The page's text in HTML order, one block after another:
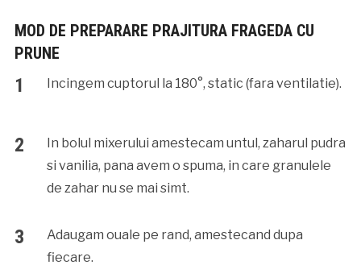
MOD DE PREPARARE PRAJITURA FRAGEDA CU
PRUNE
Incingem cuptorul la 180°, static (fara ventilatie).
In bolul mixerului amestecam untul, zaharul pudra
si vanilia, pana avem o spuma, in care granulele
de zahar nu se mai simt.
Adaugam ouale pe rand, amestecand dupa
fiecare.